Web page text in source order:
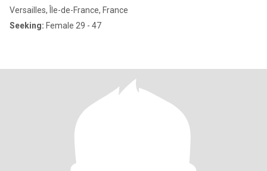
Versailles, Île-de-France, France
Seeking: Female 29 - 47